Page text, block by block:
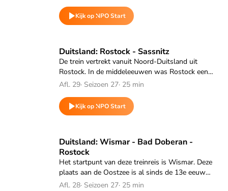
Schneeberg.
Kijk op NPO Start
Duitsland: Rostock - Sassnitz
De trein vertrekt vanuit Noord-Duitsland uit
Rostock. In de middeleeuwen was Rostock een
prominent lid van de Hanze en had onder meer
als Kampen.
Afl. 29· Seizoen 27· 25 min
Kijk op NPO Start
Speel "Duitsland: Rostock - Sassnitz" af
Duitsland: Wismar - Bad Doberan -
Rostock
Het startpunt van deze treinreis is Wismar. Deze
plaats aan de Oostzee is al sinds de 13e eeuw
een belangrijke handelsstad en een van de Duitse
Afl. 28· Seizoen 27· 25 min
Speel "Duitsland: Wismar - Bad Doberan - Rostock" af